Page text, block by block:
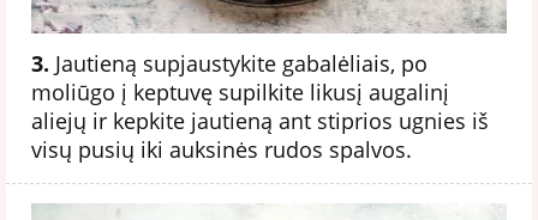
3. Jautieną supjaustykite gabalėliais, po
moliūgo į keptuvę supilkite likusį augalinį
aliejų ir kepkite jautieną ant stiprios ugnies iš
visų pusių iki auksinės rudos spalvos.